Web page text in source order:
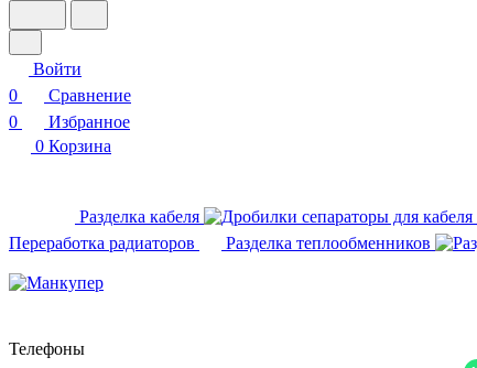
Войти
0
Сравнение
0
Избранное
0 Корзина
Разделка кабеля
Переработка радиаторов
Разделка теплообменников
Телефоны